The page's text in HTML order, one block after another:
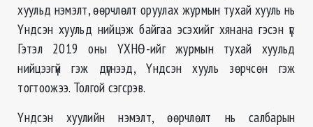
хуульд нэмэлт, өөрчлөлт оруулах журмын тухай хууль нь
Үндсэн хуульд нийцэж байгаа эсэхийг хянана гэсэн үг.
Гэтэл 2019 оны ҮХНӨ-ийг журмын тухай хуульд
нийцээгүй гэж дүгнээд, Үндсэн хууль зөрчсөн гэж
тогтоожээ. Толгой сэгсрэв.
Үндсэн хуулийн нэмэлт, өөрчлөлт нь салбарын